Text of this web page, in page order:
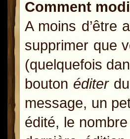
Comment
A moins d’être
supprimer que
(quelquefois
bouton éditerdu
message, un
édité, le